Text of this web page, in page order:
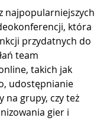
najpopularniejszych
która
przydatnych do
team
takich jak
udostępnianie
na grupy, czy też
gier i